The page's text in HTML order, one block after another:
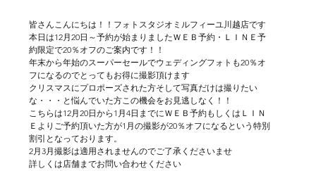
皆さんこんにちは！！フォトスタジオミルフィーユ川越店です
本日は12月20日～予約が始まりましたＷＥＢ予約・ＬＩＮＥ予
約限定で20％オフのご案内です！！
年末から年始のスーパーセールでウェディングフォトも20％オ
フになるのでとってもお得に撮影頂けます
クリスマスにプロポーズされた方そして写真だけは撮りたい
な・・・と悩んでいた方この機会をお見逃しなく！！
こちらは12月20日から1月4日までにＷＥＢ予約もしくはＬＩＮ
Ｅよりご予約頂いた方が1月の撮影が20％オフになるという特別
割引となっております。
2月3月撮影は適用されませんのでご了承くださいませ
詳しくは店舗までお問い合わせください